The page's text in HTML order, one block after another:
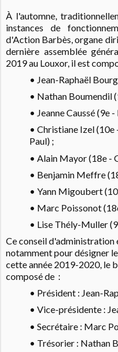
À l'automne,
instances de
d'Action Barbès, organe
dernière assemblée
2019 au Louxor, il est
• Jean-Raphaël
• Nathan Boumendil
• Jeanne Caussé (9e
• Christiane Izel
Paul) ;
• Alain Mayor (18e -
• Benjamin Meffre
• Yann Migoubert
• Marc Poissonot
• Lise Thély-Muller
Ce conseil d'administration
notamment pour désigner
cette année 2019-2020, le
composé de :
• Président : Jean-
• Vice-présidente :
• Secrétaire : Marc
• Trésorier : Nathan